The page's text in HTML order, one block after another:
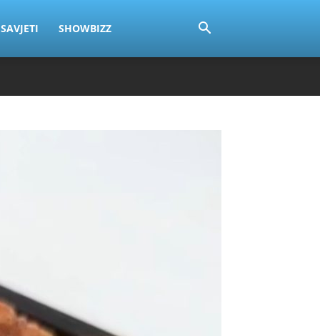
SAVJETI SHOWBIZZ